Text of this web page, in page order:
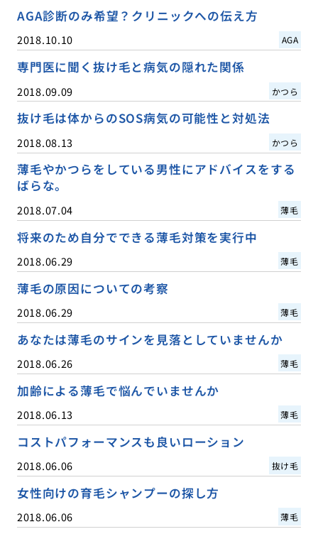
AGA診断のみ希望？クリニックへの伝え方
2018.10.10 AGA
専門医に聞く抜け毛と病気の隠れた関係
2018.09.09 かつら
抜け毛は体からのSOS病気の可能性と対処法
2018.08.13 かつら
薄毛やかつらをしている男性にアドバイスをする
ばらな。
2018.07.04 薄毛
将来のため自分でできる薄毛対策を実行中
2018.06.29 薄毛
薄毛の原因についての考察
2018.06.29 薄毛
あなたは薄毛のサインを見落としていませんか
2018.06.26 薄毛
加齢による薄毛で悩んでいませんか
2018.06.13 薄毛
コストパフォーマンスも良いローション
2018.06.06 抜け毛
女性向けの育毛シャンプーの探し方
2018.06.06 薄毛